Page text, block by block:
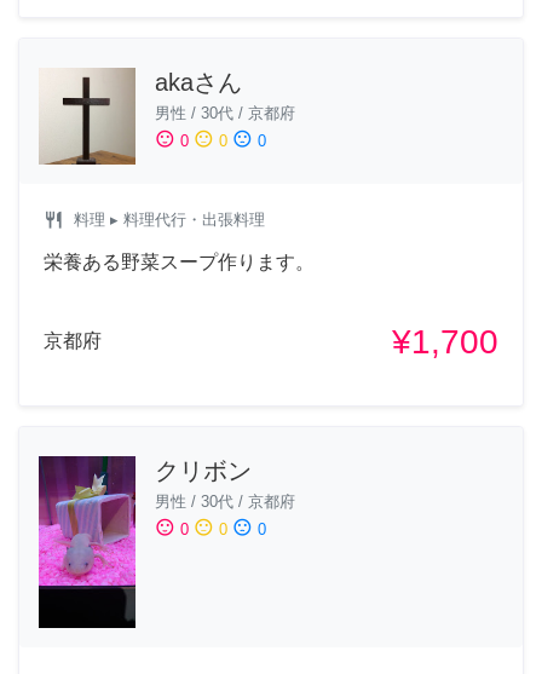
akaさん
男性 / 30代 / 京都府
sentiment_satisfied 0 sentiment_neutral 0 sentiment_dissatisfied 0
restaurant 料理 ▸ 料理代行・出張料理
栄養ある野菜スープ作ります。
京都府 ¥1,700
クリボン
男性 / 30代 / 京都府
sentiment_satisfied 0 sentiment_neutral 0 sentiment_dissatisfied 0